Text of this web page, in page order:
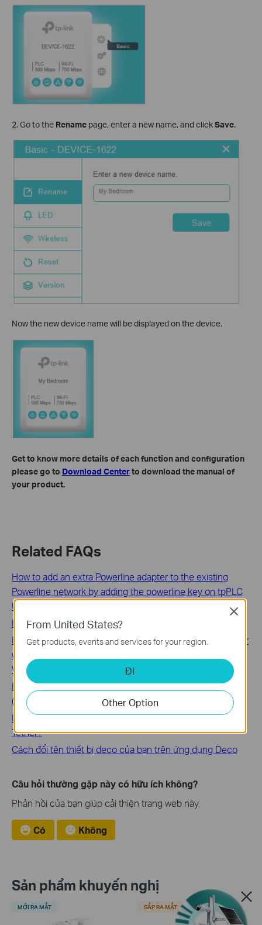
2. Go to the Rename page, enter a new name, and clickSave.
Now the new device name will be displayed on the device.
Get to know more details of each function and configuration
please go to Download Centerto download the manual of
your product.
Related FAQs
How to add an extra Powerline adapter to the existing
Powerline network by adding the powerline key on tpPLC
Utility(new designed blue UI)
Hướng dẫn chuẩn bị để sử dụng Tiện ích tpPLC
How to set a new Powerline Network Name to secure your
whole Powerline network using the tpPLC Utility on
Windows
How to Change Wireless Setting Using the tpPLC App
(Smartphone)
Làm cách nào để thay đổi tên thiết bị trên Ứng dụng
Tether?
Cách đổi tên thiết bị deco của bạn trên ứng dụng Deco
Câu hỏi thường gặp này có hữu ích không?
Phản hồi của bạn giúp cải thiện trang web này.
Có Không
Sản phẩm khuyến nghị
MỚI RA MẮT SẮP RA MẮT
From United States?
Get products, events and services for your region.
ĐI
Other Option
Close